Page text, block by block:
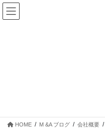
コ
ン
ナ
ビ
HOME M &A ブログ 会社概要